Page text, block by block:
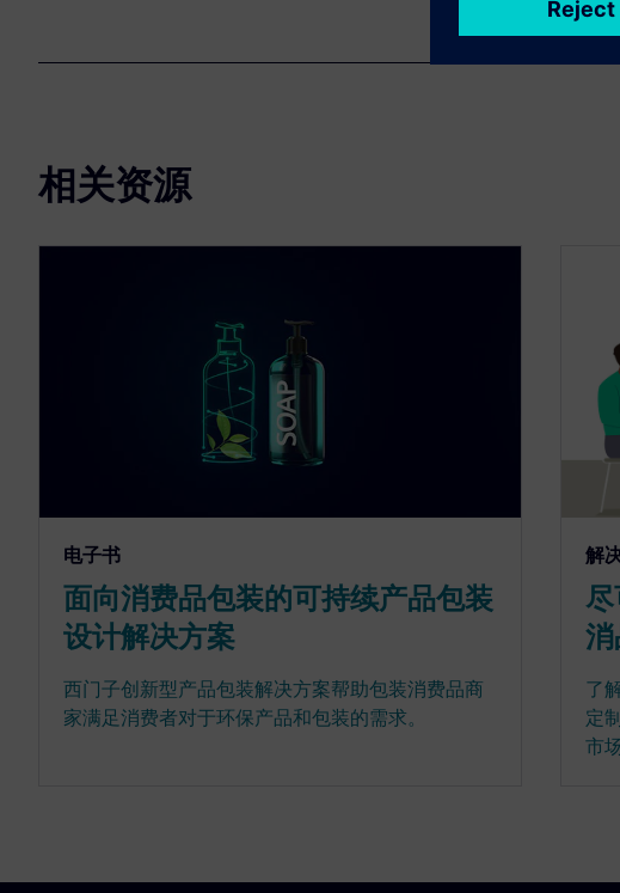
相关资源
电子书
面向消费品包装的可持续产品包装
设计解决方案
西门子创新型产品包装解决方案帮助包装消费品商
家满足消费者对于环保产品和包装的需求。
解
了
定
市